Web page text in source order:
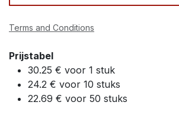
Terms and Conditions
Prijstabel
30.25 € voor 1 stuk
24.2 € voor 10 stuks
22.69 € voor 50 stuks